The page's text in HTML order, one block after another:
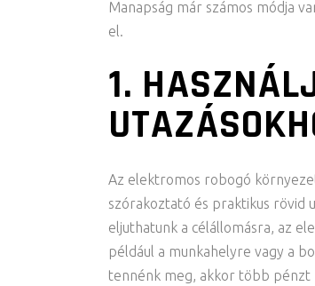
Manapság már számos módja
el.
1.
Az elektromos robogó
szórakoztató és praktikus rövid
eljuthatunk a célállomásra, az
például a munkahelyre vagy a
tennénk meg, akkor több pénzt